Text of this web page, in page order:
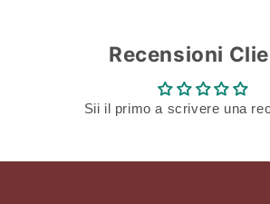
Recensioni
Sii il primo a scrivere una